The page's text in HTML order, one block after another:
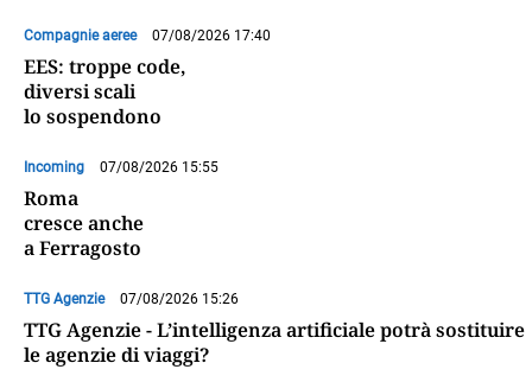
Compagnie aeree 07/08/2026 17:40
EES: troppe code,
diversi scali
lo sospendono
Incoming 07/08/2026 15:55
Roma
cresce anche
a Ferragosto
TTG Agenzie 07/08/2026 15:26
TTG Agenzie - L’intelligenza artificiale potrà sostituire
le agenzie di viaggi?